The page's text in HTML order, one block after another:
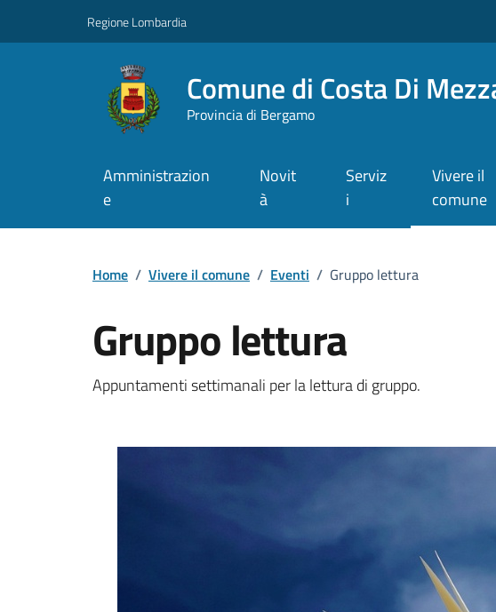
Regione Lombardia
Comune di Costa Di
Provincia di Bergamo
Amministrazion
e
Novit
à
Serviz
i
Vivere il
comune
Home / Vivere il comune / Eventi / Gruppo lettura
Gruppo lettura
Dettagli della notizia
Appuntamenti settimanali per la lettura di gruppo.